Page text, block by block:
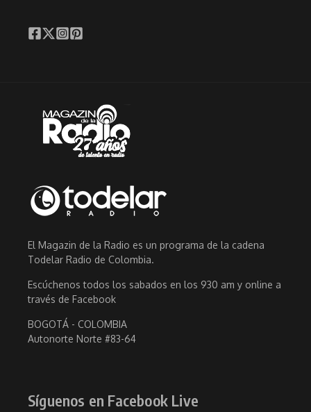
El Magazin de la Radio es un programa de la cadena
Todelar Radio de Colombia.
Escúchenos todos los sabados en los 930 am y online a
través de Facebook
BOGOTÁ - COLOMBIA
Autonorte Norte #83-64
Síguenos en Facebook Live